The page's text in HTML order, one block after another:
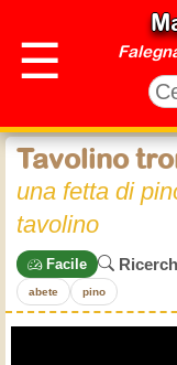
☰
Tavolino
una fetta di
tavolino
Facile
abete pino